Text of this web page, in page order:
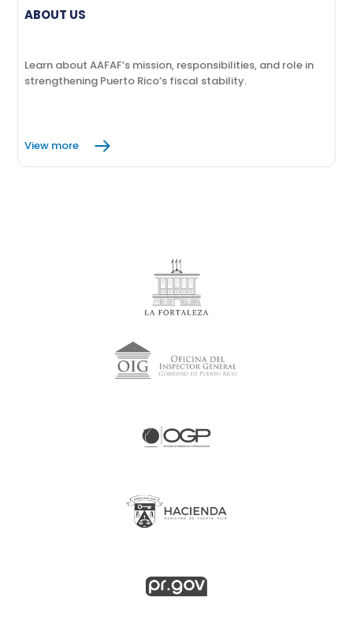
ABOUT US
Learn about AAFAF’s mission, responsibilities, and role in
strengthening Puerto Rico’s fiscal stability.
View more